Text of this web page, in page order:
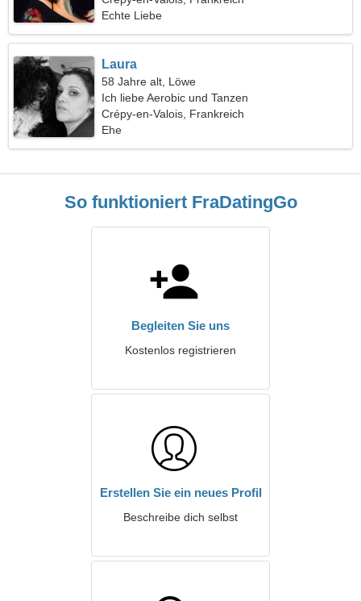
Echte Liebe
Laura
58 Jahre alt, Löwe
Ich liebe Aerobic und Tanzen
Crépy-en-Valois, Frankreich
Ehe
So funktioniert FraDatingGo
Begleiten Sie uns
Kostenlos registrieren
Erstellen Sie ein neues Profil
Beschreibe dich selbst